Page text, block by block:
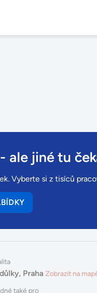
ale jiné tu
Vyberte si z tisíců
Praha Zobrazit na
také pro